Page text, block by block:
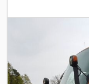
automatique,
climatisation,
programme
, Unimog
à jour Bluetec4 –
- Hydrostatique -